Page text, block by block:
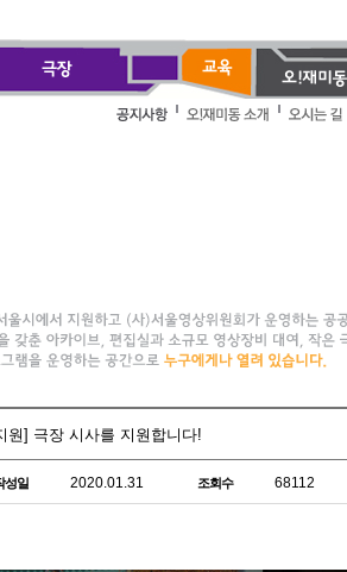
원] 극장 시사를 지원합니다!
성일 2020.01.31 조회수 68112